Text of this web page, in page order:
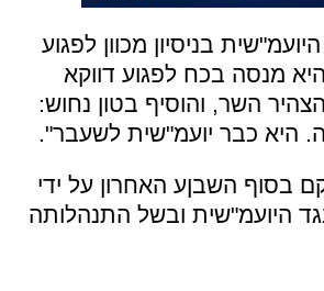
בניסיון מכוון לפגוע
מנסה בכח לפגוע דווקא
השר, והוסיף בטון נחוש:
היא כבר יועמ"שית לשעבר".
בסוף השבןע האחרון על ידי
היועמ"שית ובשל התנהלותה